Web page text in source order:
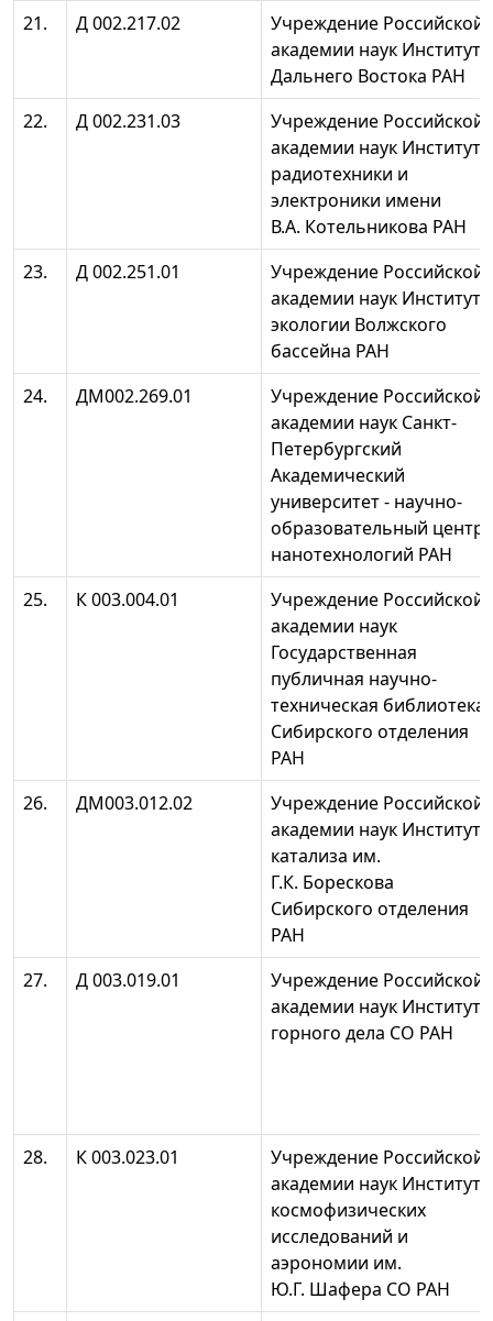
21.
Д 002.217.02
Учреждение Российской
академии наук Институт
Дальнего Востока РАН
22.
Д 002.231.03
Учреждение Российской
академии наук Институт
радиотехники и
электроники имени
В.А. Котельникова РАН
23.
Д 002.251.01
Учреждение Российской
академии наук Институт
экологии Волжского
бассейна РАН
24.
ДМ002.269.01
Учреждение Российской
академии наук Санкт-
Петербургский
Академический
университет - научно-
образовательный центр
нанотехнологий РАН
25.
К 003.004.01
Учреждение Российской
академии наук
Государственная
публичная научно-
техническая библиотека
Сибирского отделения
РАН
26.
ДМ003.012.02
Учреждение Российской
академии наук Институт
катализа им.
Г.К. Борескова
Сибирского отделения
РАН
27.
Д 003.019.01
Учреждение Российской
академии наук Институт
горного дела СО РАН
28. К 003.023.01
Учреждение Российской
академии наук Институт
космофизических
исследований и
аэрономии им.
Ю.Г. Шафера СО РАН